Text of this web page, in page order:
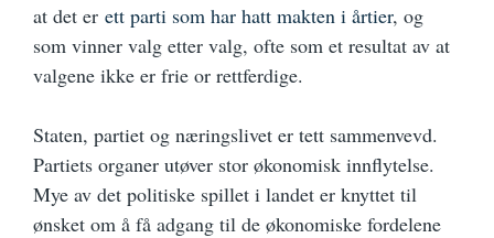
at det er ett parti som har hatt makten i årtier, og
som vinner valg etter valg, ofte som et resultat av at
valgene ikke er frie or rettferdige.
Staten, partiet og næringslivet er tett sammenvevd.
Partiets organer utøver stor økonomisk innflytelse.
Mye av det politiske spillet i landet er knyttet til
ønsket om å få adgang til de økonomiske fordelene